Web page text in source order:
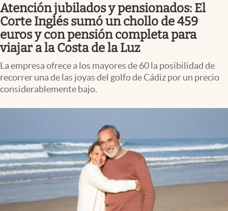
Atención jubilados y pensionados: El
Corte Inglés sumó un chollo de 459
euros y con pensión completa para
viajar a la Costa de la Luz
La empresa ofrece a los mayores de 60 la posibilidad de
recorrer una de las joyas del golfo de Cádiz por un precio
considerablemente bajo.